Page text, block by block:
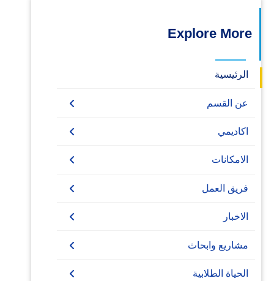
Explore More
الرئيسية
عن القسم
اتصل بنا
اكاديمي
بكالوريوس
ساعة معتمدة)
بكالوريوس الهندسة البحرية
دراسات عليا
الامكانات
المكتبه
فريق العمل
الاخبار
اخبار القسم
مشاريع وابحاث
الحياة الطلابية